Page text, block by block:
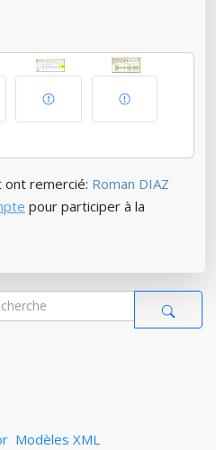
ont remercié: Roman DIAZ
pour participer à la
Modèles XML